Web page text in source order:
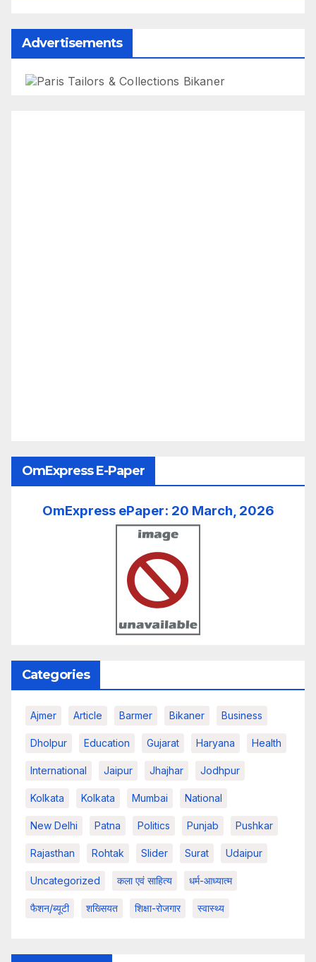
Advertisements
OmExpress E-Paper
OmExpress ePaper: 20 March, 2026
Categories
Ajmer Article Barmer Bikaner Business
Dholpur Education Gujarat Haryana Health
International Jaipur Jhajhar Jodhpur
Kolkata Kolkata Mumbai National
New Delhi Patna Politics Punjab Pushkar
Rajasthan Rohtak Slider Surat Udaipur
Uncategorized कला एवं साहित्य धर्म-आध्यात्म
फैशन/ब्यूटी शख्सियत शिक्षा-रोजगार स्वास्थ्य